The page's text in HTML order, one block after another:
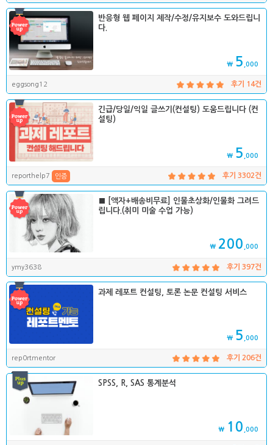
반응형 웹 페이지 제작/수정/유지보수 도와드립니
다.
₩ 5 ,000
eggsong12 후기 14건
긴급/당일/익일 글쓰기(컨설팅) 도움드립니다 (컨
설팅)
₩ 5 ,000
reporthelp7 인증 후기 3302건
■ [액자+배송비무료] 인물초상화/인물화 그려드
립니다.(취미 미술 수업 가능)
₩ 200 ,000
ymy3638 후기 397건
과제 레포트 컨설팅, 토론 논문 컨설팅 서비스
₩ 5 ,000
rep0rtmentor 후기 206건
SPSS, R, SAS 통계분석
₩ 10 ,000